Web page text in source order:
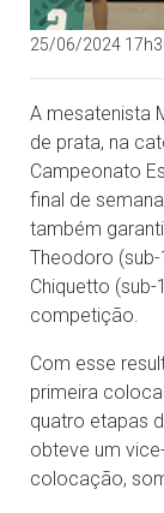
25/06/2024
A mesatenista
de prata, na
Campeonato
final de
também
Theodoro (sub-
Chiquetto
competição.
Com esse
primeira
quatro etapas
obteve um
colocação,